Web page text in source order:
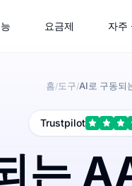
요금제 자주
홈/도구/AI로 구동되
Trustpilot
는